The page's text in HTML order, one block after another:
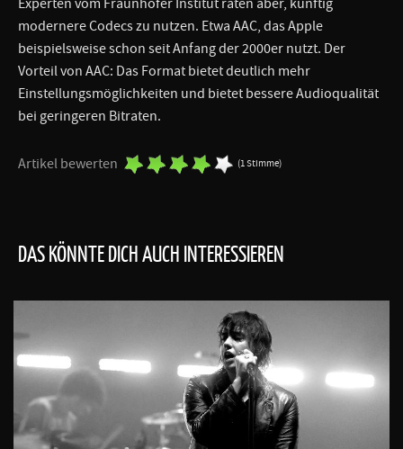
modernere Codecs zu nutzen. Etwa AAC, das Apple
beispielsweise schon seit Anfang der 2000er nutzt. Der
Vorteil von AAC: Das Format bietet deutlich mehr
Einstellungsmöglichkeiten und bietet bessere Audioqualität
bei geringeren Bitraten.
Artikel bewerten (1 Stimme)
DAS KÖNNTE DICH AUCH INTERESSIEREN